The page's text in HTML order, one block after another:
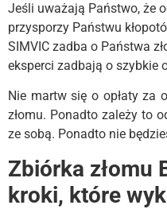
Jeśli uważają Państwo, że
przysporzy Państwu
SIMVIC zadba o Państwa
eksperci zadbają o szybkie
Nie martw się o opłaty za
złomu. Ponadto zależy to
ze sobą. Ponadto nie
Zbiórka złomu
kroki, które